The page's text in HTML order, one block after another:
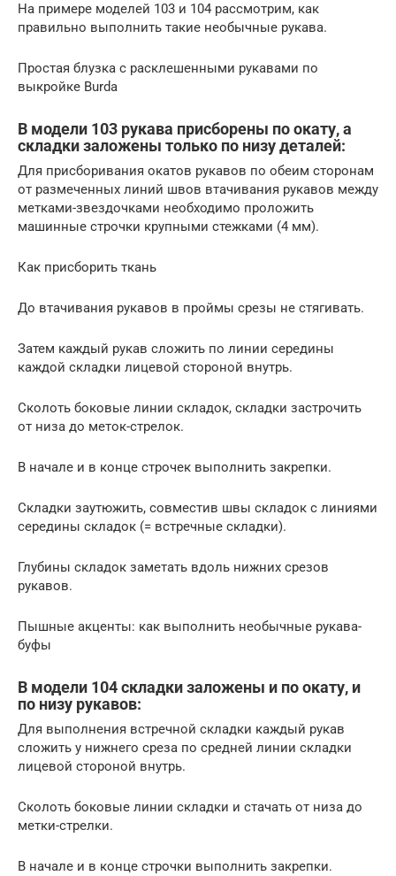
На примере моделей 103 и 104 рассмотрим, как
правильно выполнить такие необычные рукава.
Простая блузка с расклешенными рукавами по
выкройке Burda
В модели 103 рукава присборены по окату, а
складки заложены только по низу деталей:
Для присборивания окатов рукавов по обеим сторонам
от размеченных линий швов втачивания рукавов между
метками-звездочками необходимо проложить
машинные строчки крупными стежками (4 мм).
Как присборить ткань
До втачивания рукавов в проймы срезы не стягивать.
Затем каждый рукав сложить по линии середины
каждой складки лицевой стороной внутрь.
Сколоть боковые линии складок, складки застрочить
от низа до меток-стрелок.
В начале и в конце строчек выполнить закрепки.
Складки заутюжить, совместив швы складок с линиями
середины складок (= встречные складки).
Глубины складок заметать вдоль нижних срезов
рукавов.
Пышные акценты: как выполнить необычные рукава-
буфы
В модели 104 складки заложены и по окату, и
по низу рукавов:
Для выполнения встречной складки каждый рукав
сложить у нижнего среза по средней линии складки
лицевой стороной внутрь.
Сколоть боковые линии складки и стачать от низа до
метки-стрелки.
В начале и в конце строчки выполнить закрепки.